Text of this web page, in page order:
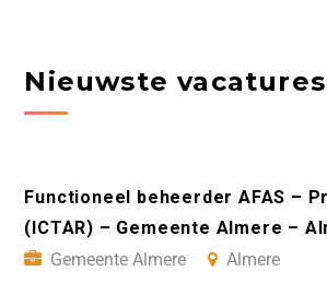
Nieuwste vacatures
Functioneel beheerder AFAS –
(ICTAR) – Gemeente Almere –
Gemeente Almere
Almere